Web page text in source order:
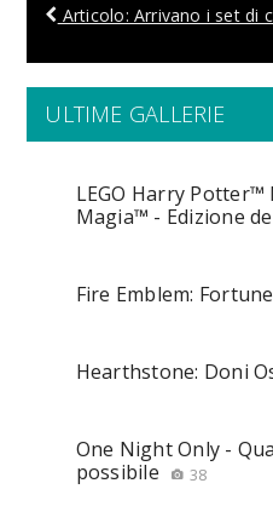
Articolo: Arrivano i set di
ULTIME GALLERIE
LEGO Harry
Magia™ - Edizione
Fire Emblem:
Hearthstone: Doni
One Night Only -
possibile
38